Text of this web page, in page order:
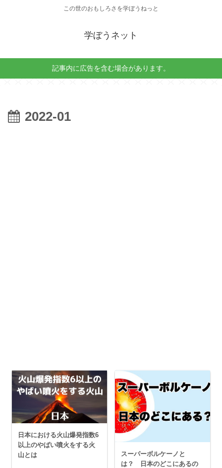
この世のおもしろさを学ぼうねっと
学ぼうネット
記事内に広告を含む場合があります。
2022-01
日本における火山爆発指数6
以上のやばい噴火をする火
山とは
スーパーボルケーノと
は？ 日本のどこにあるの